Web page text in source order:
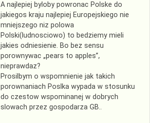
A najlepiej byloby powronac Polske do
jakiegos kraju najlepiej Europejskiego nie
mniejszego niz polowa
Polski(ludnosciowo) to bedziemy mieli
jakies odniesienie. Bo bez sensu
porownywac „pears to apples”,
nieprawdaz?
Prosilbym o wspomnienie jak takich
porownaniach Poslka wypada w stosunku
do czestow wspominanej w dobrych
slowach przez gospodarza GB..